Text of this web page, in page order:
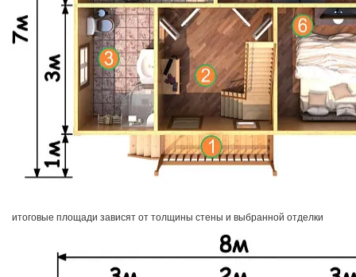
итоговые площади зависят от толщины стены и выбранной отделки